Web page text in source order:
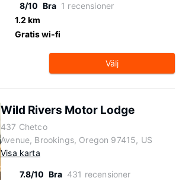
8/10 Bra 1 recensioner
1.2 km
Gratis wi-fi
Välj
Wild Rivers Motor Lodge
437 Chetco
Avenue, Brookings, Oregon 97415, US
Visa karta
7.8/10 Bra 431 recensioner